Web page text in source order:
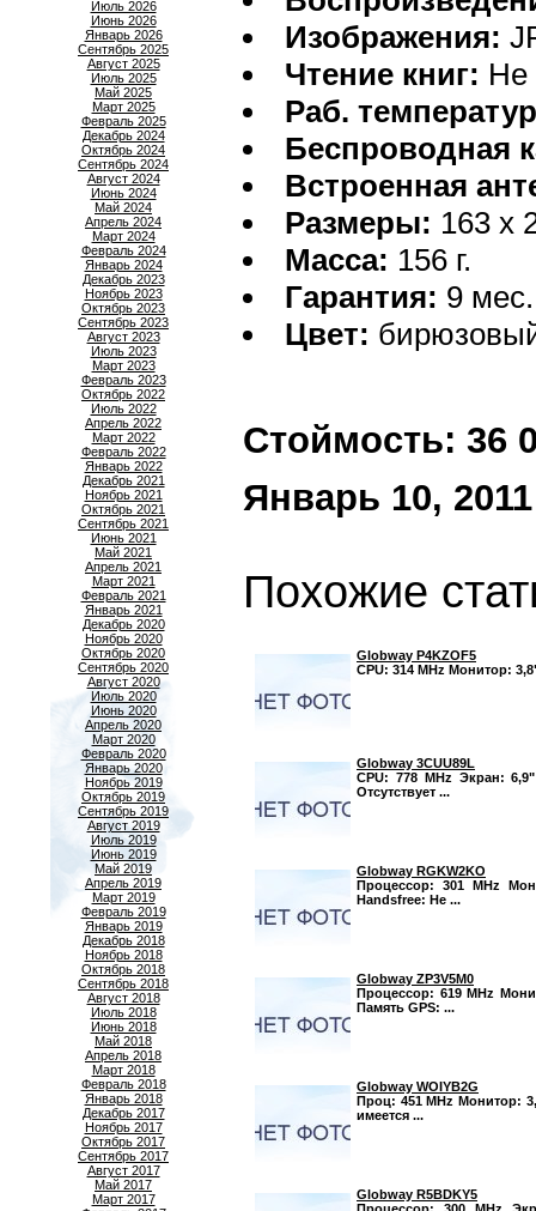
Июль 2026
Июнь 2026
Январь 2026
Сентябрь 2025
Август 2025
Июль 2025
Май 2025
Март 2025
Февраль 2025
Декабрь 2024
Октябрь 2024
Сентябрь 2024
Август 2024
Июнь 2024
Май 2024
Апрель 2024
Март 2024
Февраль 2024
Январь 2024
Декабрь 2023
Ноябрь 2023
Октябрь 2023
Сентябрь 2023
Август 2023
Июль 2023
Март 2023
Февраль 2023
Октябрь 2022
Июль 2022
Апрель 2022
Март 2022
Февраль 2022
Январь 2022
Декабрь 2021
Ноябрь 2021
Октябрь 2021
Сентябрь 2021
Июнь 2021
Май 2021
Апрель 2021
Март 2021
Февраль 2021
Январь 2021
Декабрь 2020
Ноябрь 2020
Октябрь 2020
Сентябрь 2020
Август 2020
Июль 2020
Июнь 2020
Апрель 2020
Март 2020
Февраль 2020
Январь 2020
Ноябрь 2019
Октябрь 2019
Сентябрь 2019
Август 2019
Июль 2019
Июнь 2019
Май 2019
Апрель 2019
Март 2019
Февраль 2019
Январь 2019
Декабрь 2018
Ноябрь 2018
Октябрь 2018
Сентябрь 2018
Август 2018
Июль 2018
Июнь 2018
Май 2018
Апрель 2018
Март 2018
Февраль 2018
Январь 2018
Декабрь 2017
Ноябрь 2017
Октябрь 2017
Сентябрь 2017
Август 2017
Май 2017
Март 2017
Изображения:
Чтение книг: Не
Раб.
Беспроводная
Встроенная
Размеры: 163 x
Масса: 156 г.
Гарантия: 9 мес.
Цвет:
Стоймость: 36
Январь 10, 2011
Похожие
Globway P4KZOF5
CPU: 314 MHz Монитор:
Globway 3CUU89L
CPU: 778 MHz Экран:
Отсутствует ...
Globway RGKW2KO
Процессор: 301 MHz
Handsfree: Не ...
Globway ZP3V5M0
Процессор: 619 MHz
Память GPS: ...
Globway WOIYB2G
Проц: 451 MHz Монитор:
имеется ...
Globway R5BDKY5